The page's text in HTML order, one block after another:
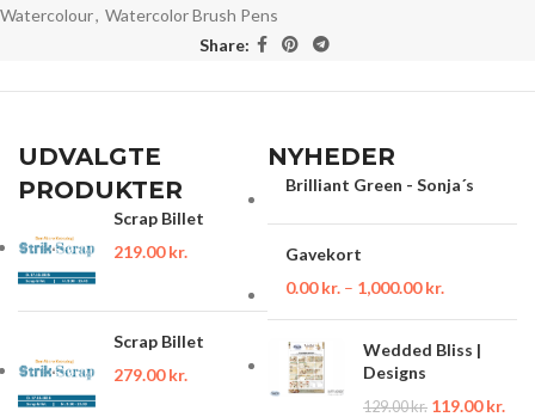
Watercolour, Watercolor Brush Pens
Share:
UDVALGTE
PRODUKTER
Scrap Billet
219.00kr.
Scrap Billet
279.00kr.
NYHEDER
Brilliant Green - Sonja´s
Gavekort
0.00kr. – 1,000.00kr.
Wedded Bliss |
Designs
129.00kr. 119.00kr.